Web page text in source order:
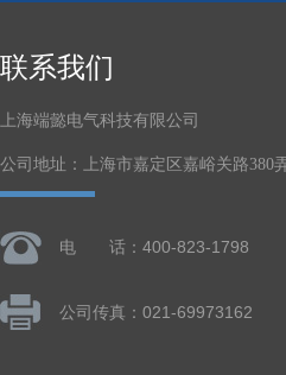
联系我们
上海端懿电气科技有限公司
公司地址：上海市嘉定区嘉峪关路380
电 话：400-823-1798
公司传真：021-69973162